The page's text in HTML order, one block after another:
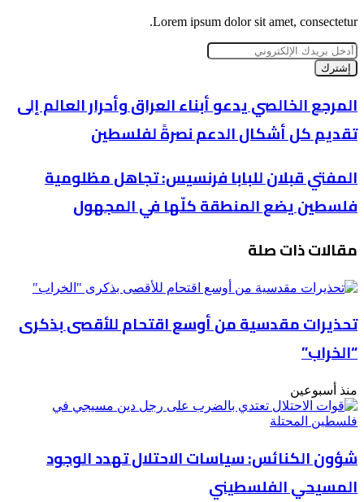
Lorem ipsum dolor sit amet, consectetur.
أدخل
بريدك
الإلكتروني
المرجع
الخالصي
يدعو
أبناء
وأحرار
إلى
أشكال
نصرةً
لفلسطين
المرجع الخالصي يدعو أبناء العراق وأحرار العالم إلى
تقديم كل أشكال الدعم نصرةً لفلسطين
المفتي
قبلان
للبابا
فرنسيس:
مظلومية
يضع
المنطقة
في
المفتي قبلان للبابا فرنسيس: تجاهل مظلومية
فلسطين يضع المنطقة كلّها في المجهول
مقالات ذات صلة
تحذيرات مقدسية من أوسع اقتحام للأقصى بذكرى
“الخراب”
منذ أسبوعين
شؤون الكنائس: سياسات الاحتلال تهدد الوجود
المسيحي الفلسطيني